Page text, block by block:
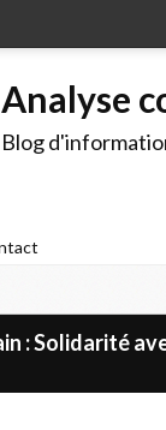
Analyse
Blog
: Solidarité